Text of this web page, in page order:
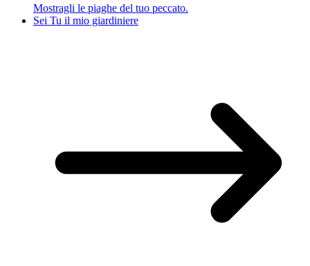
Mostragli le piaghe del tuo peccato.
Sei Tu il mio giardiniere